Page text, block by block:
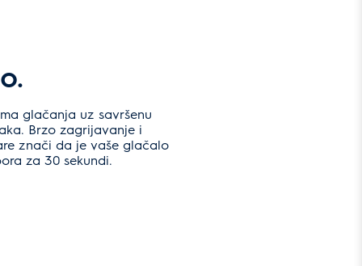
glačanja uz savršenu
Brzo zagrijavanje i
znači da je vaše glačalo
za 30 sekundi.